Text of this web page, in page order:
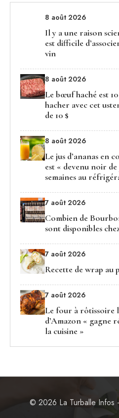
8 août 2026
Il y a une raison
est difficile
vin
8 août 2026
Le bœuf haché est
hacher avec cet
de 10 $
8 août 2026
Le jus d’ananas en
est « devenu noir de
semaines au
7 août 2026
Combien de
sont disponibles
7 août 2026
Recette de wrap au
7 août 2026
Le four à rôtissoire
d’Amazon « gagne
la cuisine »
© 2026 La Turballe Infos